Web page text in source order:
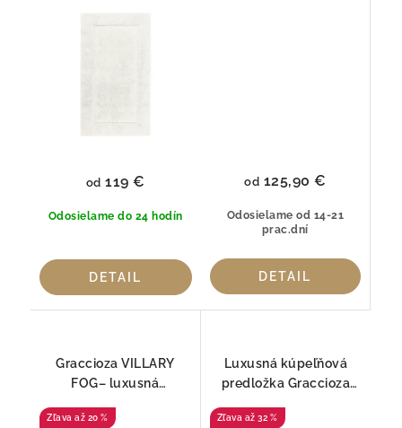
Graccioza
Odosielame do 24 hodín
od 119 €
DETAIL
Odosielame od 14-21
prac.dní
od 125,90 €
DETAIL
Graccioza VILLARY
FOG– luxusná
prémiovej bavlny
až 20 %
Luxusná kúpeľňová
predložka Graccioza
bavlny Giza
až 32 %